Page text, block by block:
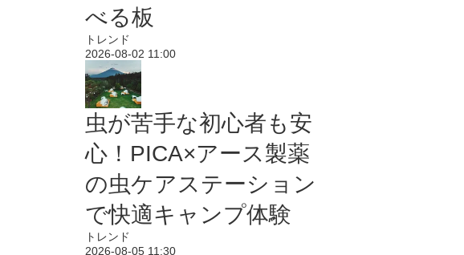
べる板
トレンド
2026-08-02 11:00
虫が苦手な初心者も安
心！PICA×アース製薬
の虫ケアステーション
で快適キャンプ体験
トレンド
2026-08-05 11:30